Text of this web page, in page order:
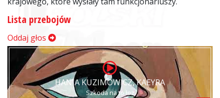
Lista przebojów
Oddaj głos
HANIA KUZIMOWICZ, KAEYRA
Szkoda na to łez